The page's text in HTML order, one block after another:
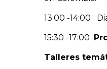
13:00 -14:00
15:30 -17:00
Talleres